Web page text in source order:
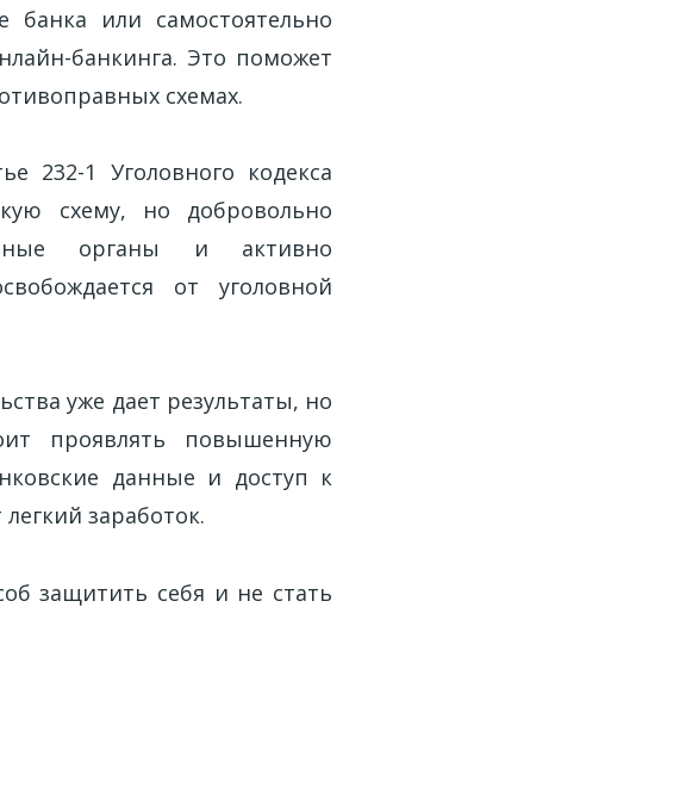
банка или самостоятельно
банкинга. Это поможет
схемах.
232-1 Уголовного кодекса
схему, но добровольно
органы и активно
от уголовной
уже дает результаты, но
проявлять повышенную
данные и доступ к
заработок.
защитить себя и не стать